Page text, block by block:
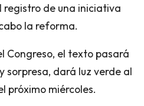
registro de una iniciativa
la reforma.
Congreso, el texto pasará
sorpresa, dará luz verde al
próximo miércoles.